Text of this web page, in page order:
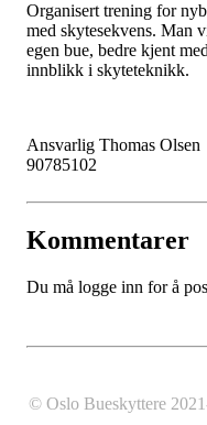
Organisert trening for
med skytesekvens. Man
egen bue, bedre kjent
innblikk i skyteteknikk.
Ansvarlig Thomas Olsen
90785102
Kommentarer
Du må logge inn for å
© Oslo Bueskyttere